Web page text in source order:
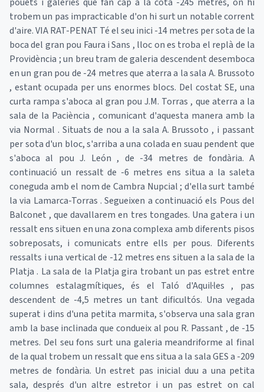
trobem un pas impracticable d'on hi surt un notable corrent
d'aire. VIA RAT-PENAT Té el seu inici -14 metres per sota de la
boca del gran pou Faura i Sans , lloc on es troba el replà de la
Providència ; un breu tram de galeria descendent desemboca
en un gran pou de -24 metres que aterra a la sala A. Brussoto
, estant ocupada per uns enormes blocs. Del costat SE, una
curta rampa s'aboca al gran pou J.M. Torras , que aterra a la
sala de la Paciència , comunicant d'aquesta manera amb la
via Normal . Situats de nou a la sala A. Brussoto , i passant
per sota d'un bloc, s'arriba a una colada en suau pendent que
s'aboca al pou J. León , de -34 metres de fondària. A
continuació un ressalt de -6 metres ens situa a la saleta
coneguda amb el nom de Cambra Nupcial ; d'ella surt també
la via Lamarca-Torras . Segueixen a continuació els Pous del
Balconet , que davallarem en tres tongades. Una gatera i un
ressalt ens situen en una zona complexa amb diferents pisos
sobreposats, i comunicats entre ells per pous. Diferents
ressalts i una vertical de -12 metres ens situen a la sala de la
Platja . La sala de la Platja gira trobant un pas estret entre
columnes estalagmítiques, és el Taló d'Aquil·les , pas
descendent de -4,5 metres un tant dificultós. Una vegada
superat i dins d'una petita marmita, s'observa una sala gran
amb la base inclinada que condueix al pou R. Passant , de -15
metres. Del seu fons surt una galeria meandriforme al final
de la qual trobem un ressalt que ens situa a la sala GES a -209
metres de fondària. Un estret pas inicial duu a una petita
sala, després d'un altre estretor i un pas estret on cal